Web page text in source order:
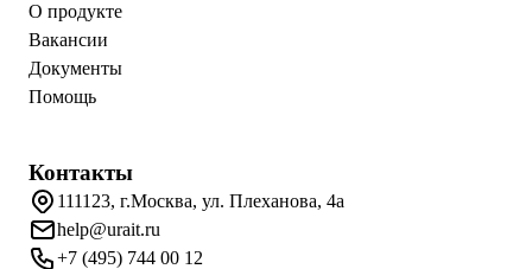
О продукте
Вакансии
Документы
Помощь
Контакты
111123, г.Москва, ул. Плеханова, 4а
help@urait.ru
+7 (495) 744 00 12